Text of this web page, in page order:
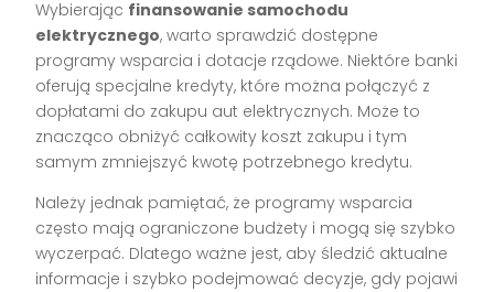
Wybierając finansowanie samochodu
elektrycznego, warto sprawdzić dostępne
programy wsparcia i dotacje rządowe. Niektóre banki
oferują specjalne kredyty, które można połączyć z
dopłatami do zakupu aut elektrycznych. Może to
znacząco obniżyć całkowity koszt zakupu i tym
samym zmniejszyć kwotę potrzebnego kredytu.
Należy jednak pamiętać, że programy wsparcia
często mają ograniczone budżety i mogą się szybko
wyczerpać. Dlatego ważne jest, aby śledzić aktualne
informacje i szybko podejmować decyzje, gdy pojawi